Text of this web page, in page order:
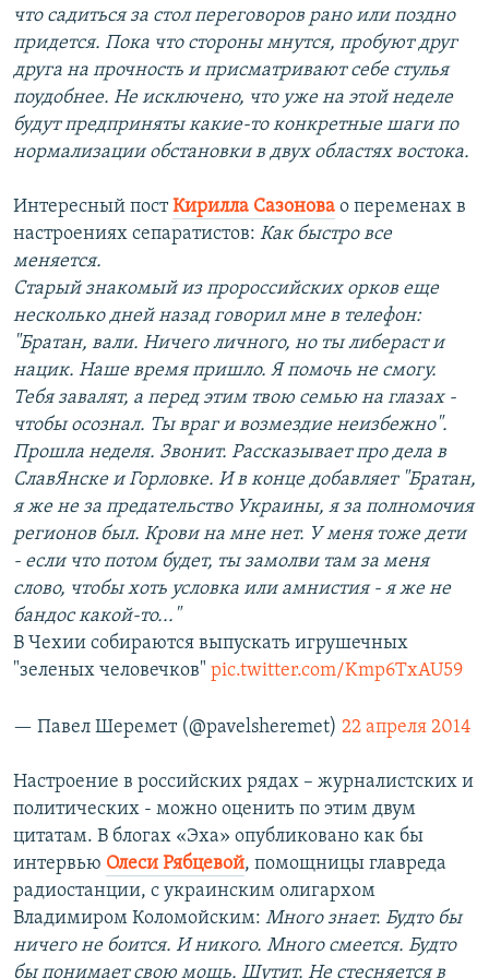
что садиться за стол переговоров рано или поздно
придется. Пока что стороны мнутся, пробуют друг
друга на прочность и присматривают себе стулья
поудобнее. Не исключено, что уже на этой неделе
будут предприняты какие-то конкретные шаги по
нормализации обстановки в двух областях востока.
Интересный постКирилла Сазонова о переменах в
настроениях сепаратистов: Как быстро все
меняется.
Старый знакомый из пророссийских орков еще
несколько дней назад говорил мне в телефон:
"Братан, вали. Ничего личного, но ты либераст и
нацик. Наше время пришло. Я помочь не смогу.
Тебя завалят, а перед этим твою семью на глазах -
чтобы осознал. Ты враг и возмездие неизбежно".
Прошла неделя. Звонит. Рассказывает про дела в
СлавЯнске и Горловке. И в конце добавляет "Братан,
я же не за предательство Украины, я за полномочия
регионов был. Крови на мне нет. У меня тоже дети
- если что потом будет, ты замолви там за меня
слово, чтобы хоть условка или амнистия - я же не
бандос какой-то..."
В Чехии собираются выпускать игрушечных
"зеленых человечков" pic.twitter.com/Kmp6TxAU59
— Павел Шеремет (@pavelsheremet) 22 апреля 2014
Настроение в российских рядах – журналистских и
политических - можно оценить по этим двум
цитатам. В блогах «Эха» опубликовано как бы
интервью Олеси Рябцевой, помощницы главреда
радиостанции, с украинским олигархом
Владимиром Коломойским: Много знает. Будто бы
ничего не боится. И никого. Много смеется. Будто
бы понимает свою мощь. Шутит. Не стесняется в